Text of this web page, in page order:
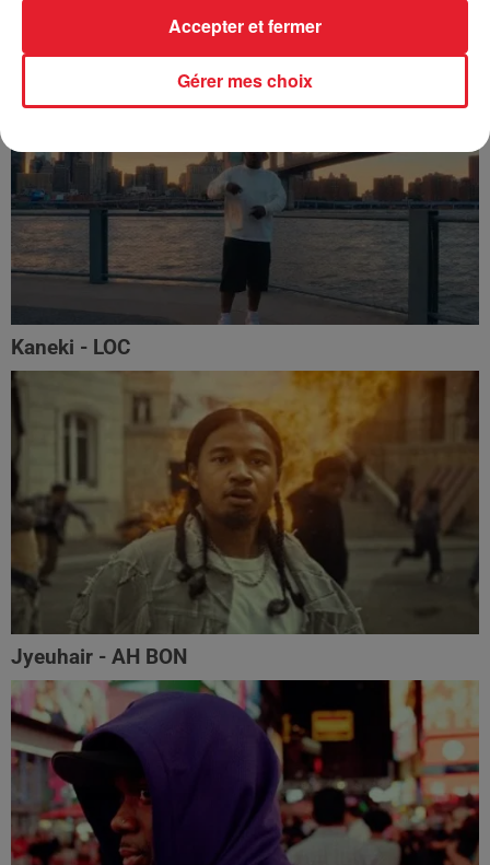
Franglish & Keblack - Génération Impolie
Kaneki - LOC
Jyeuhair - AH BON
Gérer mes choix
Accepter et fermer